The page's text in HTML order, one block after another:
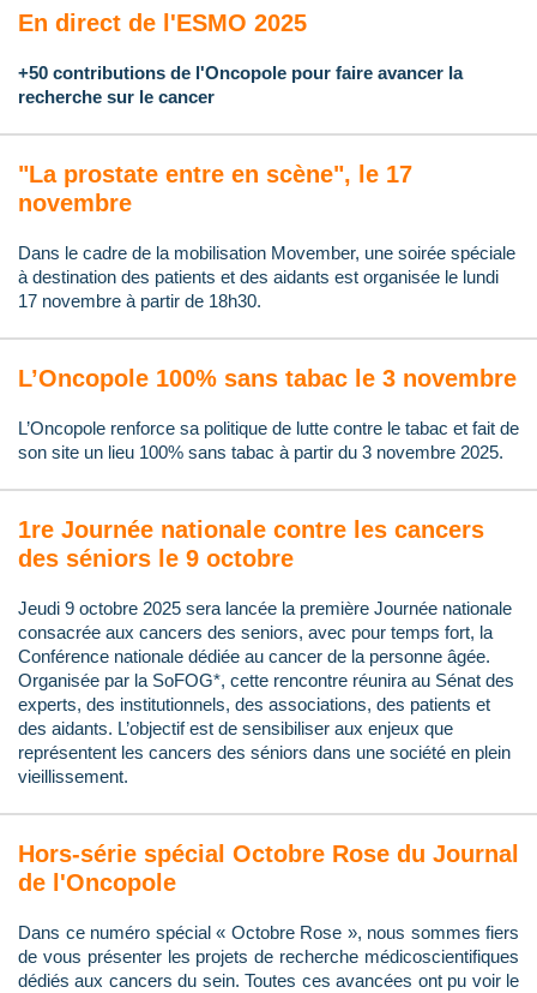
En direct de l'ESMO 2025
+50 contributions de l'Oncopole pour faire avancer la
recherche sur le cancer
"La prostate entre en scène", le 17
novembre
Dans le cadre de la mobilisation Movember, une soirée spéciale
à destination des patients et des aidants est organisée le lundi
17 novembre à partir de 18h30.
L’Oncopole 100% sans tabac le 3 novembre
L’Oncopole renforce sa politique de lutte contre le tabac et fait de
son site un lieu 100% sans tabac à partir du 3 novembre 2025.
1re Journée nationale contre les cancers
des séniors le 9 octobre
Jeudi 9 octobre 2025 sera lancée la première Journée nationale
consacrée aux cancers des seniors, avec pour temps fort, la
Conférence nationale dédiée au cancer de la personne âgée.
Organisée par la SoFOG*, cette rencontre réunira au Sénat des
experts, des institutionnels, des associations, des patients et
des aidants. L’objectif est de sensibiliser aux enjeux que
représentent les cancers des séniors dans une société en plein
vieillissement.
Hors-série spécial Octobre Rose du Journal
de l'Oncopole
Dans ce numéro spécial « Octobre Rose », nous sommes fiers
de vous présenter les projets de recherche médicoscientifiques
dédiés aux cancers du sein. Toutes ces avancées ont pu voir le